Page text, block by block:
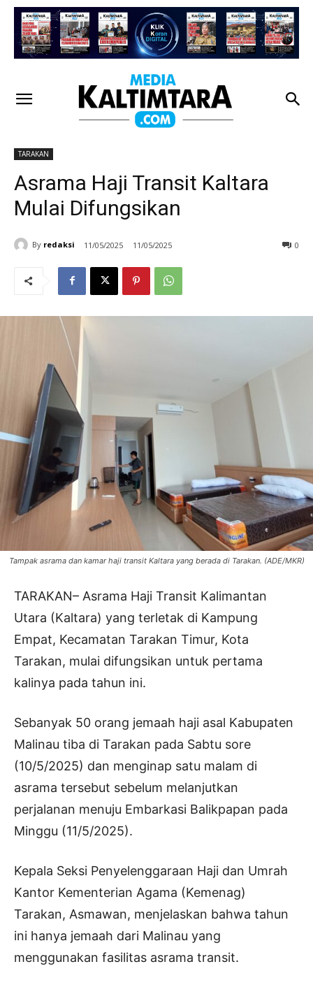
TARAKAN
Asrama Haji Transit Kaltara
Mulai Difungsikan
By redaksi 11/05/2025 11/05/2025 0
Tampak asrama dan kamar haji transit Kaltara yang berada di Tarakan. (ADE/MKR)
TARAKAN– Asrama Haji Transit Kalimantan
Utara (Kaltara) yang terletak di Kampung
Empat, Kecamatan Tarakan Timur, Kota
Tarakan, mulai difungsikan untuk pertama
kalinya pada tahun ini.
Sebanyak 50 orang jemaah haji asal Kabupaten
Malinau tiba di Tarakan pada Sabtu sore
(10/5/2025) dan menginap satu malam di
asrama tersebut sebelum melanjutkan
perjalanan menuju Embarkasi Balikpapan pada
Minggu (11/5/2025).
Kepala Seksi Penyelenggaraan Haji dan Umrah
Kantor Kementerian Agama (Kemenag)
Tarakan, Asmawan, menjelaskan bahwa tahun
ini hanya jemaah dari Malinau yang
menggunakan fasilitas asrama transit.